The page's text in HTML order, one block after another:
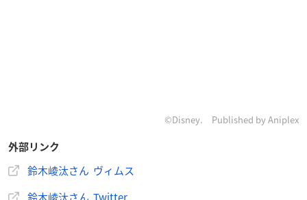
©Disney. Published by Aniplex
外部リンク
鈴木崚汰さん ヴィムス